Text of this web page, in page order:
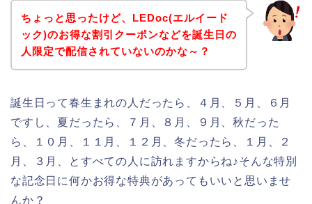
ちょっと思ったけど、LEDoc(エルイード
ック)のお得な割引クーポンなどを誕生日の
人限定で配信されていないのかな～？
誕生日って春生まれの人だったら、４月、５月、６月
ですし、夏だったら、７月、８月、９月、秋だった
ら、１０月、１１月、１２月、冬だったら、１月、２
月、３月、とすべての人に訪れますからね♪そんな特別
な記念日に何かお得な特典があってもいいと思いませ
んか？